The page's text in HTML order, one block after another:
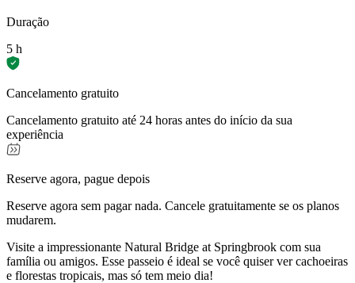
Duração
5 h
Cancelamento gratuito
Cancelamento gratuito até 24 horas antes do início da sua
experiência
Reserve agora, pague depois
Reserve agora sem pagar nada. Cancele gratuitamente se os planos
mudarem.
Visite a impressionante Natural Bridge at Springbrook com sua
família ou amigos. Esse passeio é ideal se você quiser ver cachoeiras
e florestas tropicais, mas só tem meio dia!